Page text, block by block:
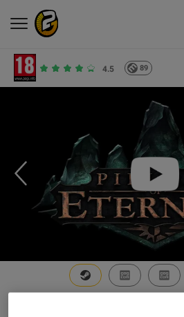
4.5 89